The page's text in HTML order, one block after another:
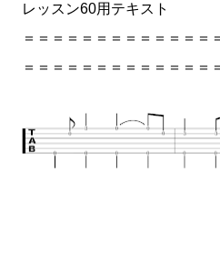
レッスン60用テキスト
＝＝＝＝＝＝＝＝＝＝＝＝＝
＝＝＝＝＝＝＝＝＝＝＝＝＝